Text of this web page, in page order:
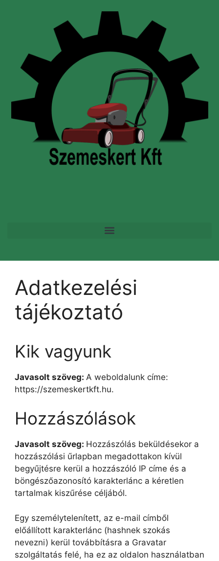
Adatkezelési
tájékoztató
Kik vagyunk
Javasolt szöveg: A weboldalunk címe:
https://szemeskertkft.hu.
Hozzászólások
Javasolt szöveg: Hozzászólás beküldésekor a
hozzászólási űrlapban megadottakon kívül
begyűjtésre kerül a hozzászóló IP címe és a
böngészőazonosító karakterlánc a kéretlen
tartalmak kiszűrése céljából.
Egy személytelenített, az e-mail címből
előállított karakterlánc (hashnek szokás
nevezni) kerül továbbításra a Gravatar
szolgáltatás felé, ha ez az oldalon használatban